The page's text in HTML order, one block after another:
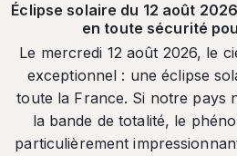
Éclipse solaire du 12 août
en toute sécurité
Le mercredi 12 août 2026, le
exceptionnel : une éclipse
toute la France. Si notre pays
la bande de totalité, le
particulièrement